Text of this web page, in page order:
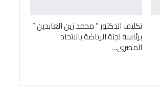
تكليف الدكتور ” محمد زين العابدين ”
برئاسة لجنة الرياضة بالاتحاد
المصرى…